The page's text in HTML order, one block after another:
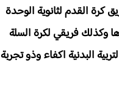
كرة القدم لثانوية الوحدة
وكذلك فريقي لكرة السلة
البدنية اكفاء وذو تجربة